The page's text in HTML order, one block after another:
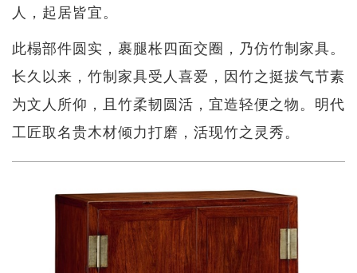
人，起居皆宜。
此榻部件圆实，裹腿枨四面交圈，乃仿竹制家具。
长久以来，竹制家具受人喜爱，因竹之挺拔气节素
为文人所仰，且竹柔韧圆活，宜造轻便之物。明代
工匠取名贵木材倾力打磨，活现竹之灵秀。